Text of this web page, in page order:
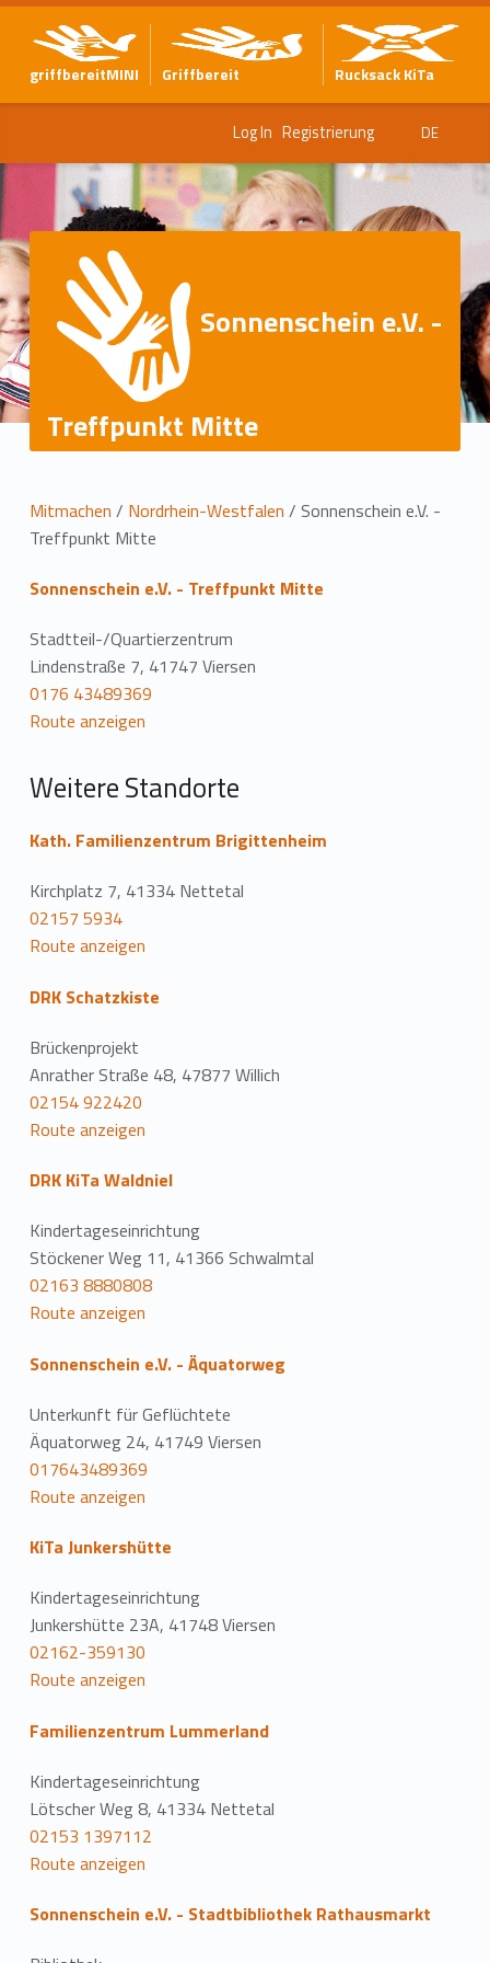
griffbereitMINI Griffbereit Rucksack KiTa
Log In Registrierung DE
Sonnenschein e.V. -
Treffpunkt Mitte
L
o
c
a
t
i
o
n
Mitmachen / Nordrhein-Westfalen / Sonnenschein e.V. -
Treffpunkt Mitte
Sonnenschein e.V. - Treffpunkt Mitte
Stadtteil-/Quartierzentrum
Lindenstraße 7, 41747 Viersen
0176 43489369
Route anzeigen
Weitere Standorte
Kath. Familienzentrum Brigittenheim
Kirchplatz 7, 41334 Nettetal
02157 5934
Route anzeigen
DRK Schatzkiste
Brückenprojekt
Anrather Straße 48, 47877 Willich
02154 922420
Route anzeigen
DRK KiTa Waldniel
Kindertageseinrichtung
Stöckener Weg 11, 41366 Schwalmtal
02163 8880808
Route anzeigen
Sonnenschein e.V. - Äquatorweg
Unterkunft für Geflüchtete
Äquatorweg 24, 41749 Viersen
017643489369
Route anzeigen
KiTa Junkershütte
Kindertageseinrichtung
Junkershütte 23A, 41748 Viersen
02162-359130
Route anzeigen
Familienzentrum Lummerland
Kindertageseinrichtung
Lötscher Weg 8, 41334 Nettetal
02153 1397112
Route anzeigen
Sonnenschein e.V. - Stadtbibliothek Rathausmarkt